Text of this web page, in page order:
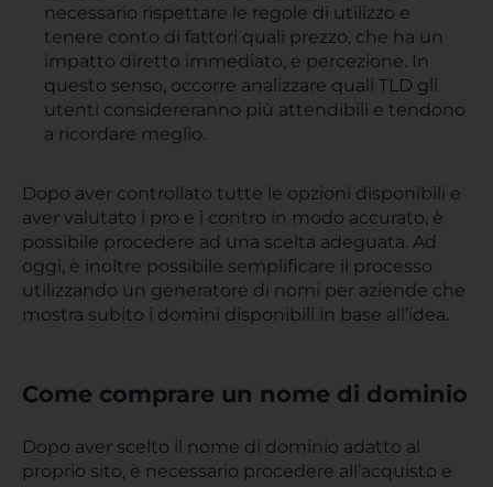
necessario rispettare le regole di utilizzo e
tenere conto di fattori quali prezzo, che ha un
impatto diretto immediato, e percezione. In
questo senso, occorre analizzare quali TLD gli
utenti considereranno più attendibili e tendono
a ricordare meglio.
Dopo aver controllato tutte le opzioni disponibili e
aver valutato i pro e i contro in modo accurato, è
possibile procedere ad una scelta adeguata. Ad
oggi, è inoltre possibile semplificare il processo
utilizzando un generatore di nomi per aziende che
mostra subito i domini disponibili in base all’idea.
Come comprare un nome di dominio
Dopo aver scelto il nome di dominio adatto al
proprio sito, è necessario procedere all’acquisto e